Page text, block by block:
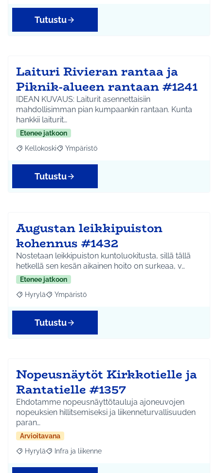
Tutustu
Laituri Rivieran rantaa ja
Piknik-alueen rantaan #1241
IDEAN KUVAUS: Laiturit asennettaisiin
mahdollisimman pian kumpaankin rantaan. Kunta
hankkii laiturit…
Etenee jatkoon
Rajaa tulokset aihepiirin mukaan: Kellokoski
Kellokoski Rajaa tulokset teeman mukaan: Ympäristö
Ympäristö
Tutustu
Augustan leikkipuiston
kohennus #1432
Nostetaan leikkipuiston kuntoluokitusta, sillä tällä
hetkellä sen kesän aikainen hoito on surkeaa, v…
Etenee jatkoon
Rajaa tulokset aihepiirin mukaan: Hyrylä
Hyrylä Rajaa tulokset teeman mukaan: Ympäristö
Ympäristö
Tutustu
Nopeusnäytöt Kirkkotielle ja
Rantatielle #1357
Ehdotamme nopeusnäyttötauluja ajoneuvojen
nopeuksien hillitsemiseksi ja liikenneturvallisuuden
paran…
Arvioitavana
Rajaa tulokset aihepiirin mukaan: Hyrylä
Hyrylä Rajaa tulokset teeman mukaan: Infra ja liikenne
Infra ja liikenne